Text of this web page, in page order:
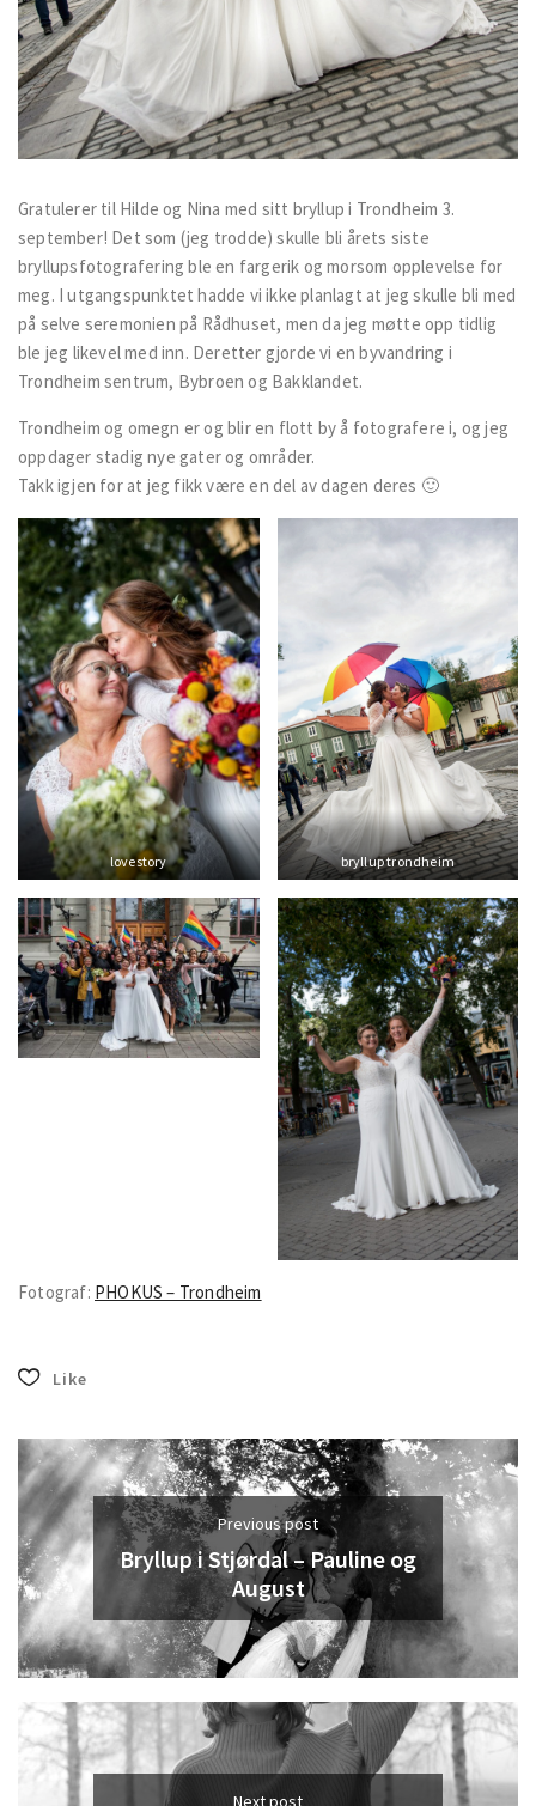
Gratulerer til Hilde og Nina med sitt bryllup i Trondheim 3.
september! Det som (jeg trodde) skulle bli årets siste
bryllupsfotografering ble en fargerik og morsom opplevelse for
meg. I utgangspunktet hadde vi ikke planlagt at jeg skulle bli med
på selve seremonien på Rådhuset, men da jeg møtte opp tidlig
ble jeg likevel med inn. Deretter gjorde vi en byvandring i
Trondheim sentrum, Bybroen og Bakklandet.
Trondheim og omegn er og blir en flott by å fotografere i, og jeg
oppdager stadig nye gater og områder.
Takk igjen for at jeg fikk være en del av dagen deres 🙂
lovestory bryllup trondheim
Fotograf: PHOKUS – Trondheim
Like
Previous post
Bryllup i Stjørdal – Pauline og
August
Next post